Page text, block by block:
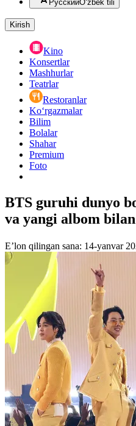
РусскийO‘zbek tili
Kirish
Kino
Konsertlar
Mashhurlar
Teatrlar
Restoranlar
Ko‘rgazmalar
Bilim
Bolalar
Shahar
Premium
Foto
BTS guruhi dunyo
va yangi albom
E’lon qilingan sana: 14-yanvar